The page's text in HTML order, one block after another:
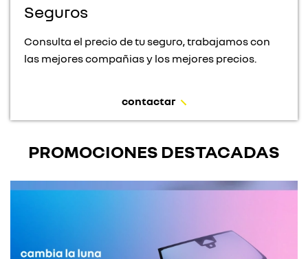
Seguros
Consulta el precio de tu seguro, trabajamos con
las mejores compañias y los mejores precios.
contactar
PROMOCIONES DESTACADAS